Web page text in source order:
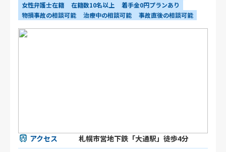
女性弁護士在籍
在籍数10名以上
着手金0円プランあり
物損事故の相談可能
治療中の相談可能 事故直後の相談可能
アクセス 札幌市営地下鉄「大通駅」徒歩4分